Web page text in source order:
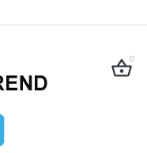
0